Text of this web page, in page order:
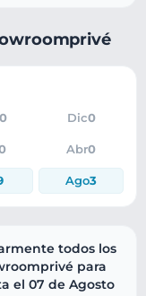
Dic0
Abr0
Ago3
todos los
para
el 07 de Agosto